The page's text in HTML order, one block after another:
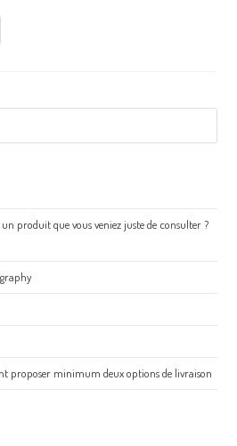
produit que vous veniez juste de consulter ?
proposer minimum deux options de livraison